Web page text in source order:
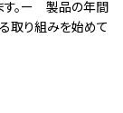
す。ー 製品の年間
取り組みを始めて